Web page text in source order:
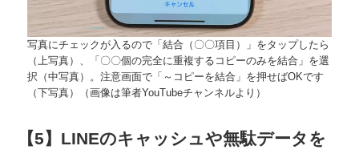
写真にチェックが入るので「結合（〇〇項目）」をタップしたら
（上写真）、「〇〇個の完全に重複するコピーのみを結合」を選
択（中写真）。注意画面で「～コピーを結合」を押せばOKです
（下写真）（画像は筆者YouTubeチャンネルより）
【5】LINEのキャッシュや無駄データを